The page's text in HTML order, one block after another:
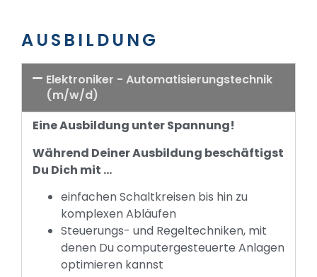
AUSBILDUNG
Elektroniker - Automatisierungstechnik
(m/w/d)
Eine Ausbildung unter Spannung!
Während Deiner Ausbildung beschäftigst
Du Dich mit …
einfachen Schaltkreisen bis hin zu
komplexen Abläufen
Steuerungs- und Regeltechniken, mit
denen Du computergesteuerte Anlagen
optimieren kannst